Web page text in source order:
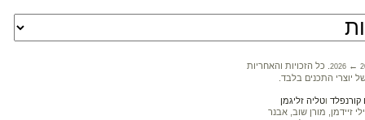
2026 ←
. כל הזכויות והאחריות
יוצרי התכנים בלבד.
וטליה זליגמן
זיידמן, מורן שוב, אבנר